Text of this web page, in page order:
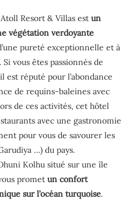
Resort & Villas est un
végétation verdoyante
pureté exceptionnelle et à
vous êtes passionnés de
est réputé pour l’abondance
de requins-baleines avec
de ces activités, cet hôtel
avec une gastronomie
pour vous de savourer les
…) du pays.
Kolhu situé sur une île
promet un confort
sur l’océan turquoise.